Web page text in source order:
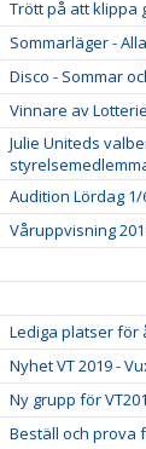
Trött på att klippa
Sommarläger -
Disco - Sommar
Vinnare av
Julie Uniteds
Audition Lördag 1/
Våruppvisning
Lediga platser för
Nyhet VT 2019 -
Ny grupp för
Beställ och prova